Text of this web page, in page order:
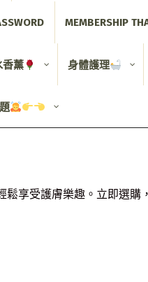
MEMBERSHIP
香薰 身體護理
享受護膚樂趣。立即選購